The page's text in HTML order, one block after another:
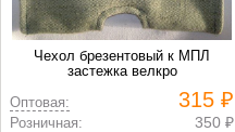
Чехол брезентовый к МПЛ
застежка велкро
Оптовая:
315 ₽
Розничная: 350 ₽